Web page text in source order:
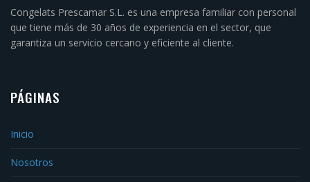
Congelats Prescamar S.L. es una empresa familiar con personal
que tiene más de 30 años de experiencia en el sector, que
garantiza un servicio cercano y eficiente al cliente.
PÁGINAS
Inicio
Nosotros